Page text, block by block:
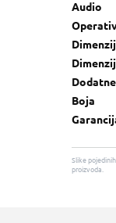
Audio
Boja
Slike
proizvoda.